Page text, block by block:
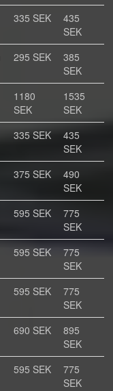
335 SEK
435
SEK
295 SEK
385
SEK
1180
SEK
1535
SEK
335 SEK
435
SEK
375 SEK
490
SEK
595 SEK
775
SEK
595 SEK
775
SEK
595 SEK
775
SEK
690 SEK
895
SEK
595 SEK
775
SEK